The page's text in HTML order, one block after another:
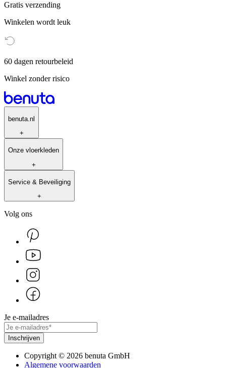
Gratis verzending
Winkelen wordt leuk
60 dagen retourbeleid
Winkel zonder risico
benuta.nl
+
Onze vloerkleden
+
Service & Beveiliging
+
Volg ons
Je e-mailadres
Inschrijven
Copyright© 2026 benuta GmbH
Algemene voorwaarden